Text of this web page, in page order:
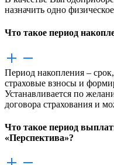
назначить одно
Что такое период
Период накопления –
страховые взносы и
Устанавливается по
договора страхования и
Что такое период
«Перспектива»?